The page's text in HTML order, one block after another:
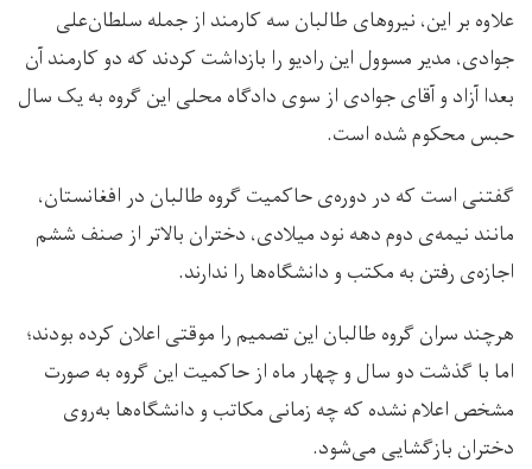
علاوه بر این، نیروهای طالبان سه کارمند از جمله سلطان‌علی
جوادی، مدیر مسوول این رادیو را بازداشت کردند که دو کارمند آن
بعدا آزاد و آقای جوادی از سوی دادگاه محلی این گروه به یک سال
حبس محکوم شده است.
گفتنی است که در دوره‌ی حاکمیت گروه طالبان در افغانستان،
مانند نیمه‌ی دوم دهه نود میلادی، دختران بالاتر از صنف ششم
اجازه‌ی رفتن به مکتب و ‌دانشگاه‌ها را ندارند.
هرچند سران گروه طالبان این تصمیم را موقتی اعلان کرده‌ بودند؛
اما با گذشت دو‌ سال و چهار ماه از حاکمیت این گروه به صورت
مشخص اعلام نشده که چه زمانی مکاتب و دانشگاه‌ها به‌روی
دختران بازگشایی می‌شود.